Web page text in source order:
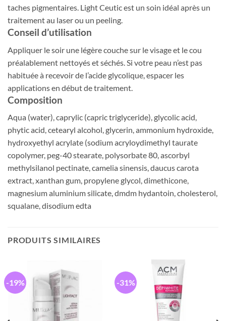
taches pigmentaires. Light Ceutic est un soin idéal après un
traitement au laser ou un peeling.
Conseil d’utilisation
Appliquer le soir une légère couche sur le visage et le cou
préalablement nettoyés et séchés. Si votre peau n’est pas
habituée à recevoir de l’acide glycolique, espacer les
applications en début de traitement.
Composition
Aqua (water), caprylic (capric triglyceride), glycolic acid,
phytic acid, cetearyl alcohol, glycerin, ammonium hydroxide,
hydroxyethyl acrylate (sodium acryloydimethyl taurate
copolymer, peg-40 stearate, polysorbate 80, ascorbyl
methylsilanol pectinate, camelia sinensis, daucus carota
extract, xanthan gum, propylene glycol, dimethicone,
magnesium aluminium silicate, dmdm hydantoin, cholesterol,
squalane, disodium edta
PRODUITS SIMILAIRES
-19% -31%